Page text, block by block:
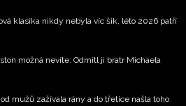
klasika nikdy nebyla víc šik, léto 2026 patří
možná nevíte: Odmítl ji bratr Michaela
mužů zažívala rány a do třetice našla toho